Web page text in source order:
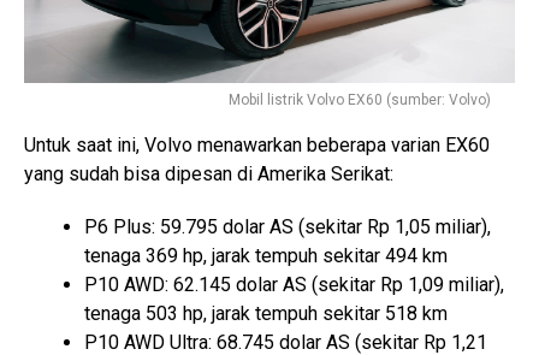
Mobil listrik Volvo EX60 (sumber: Volvo)
Untuk saat ini, Volvo menawarkan beberapa varian EX60
yang sudah bisa dipesan di Amerika Serikat:
P6 Plus: 59.795 dolar AS (sekitar Rp 1,05 miliar),
tenaga 369 hp, jarak tempuh sekitar 494 km
P10 AWD: 62.145 dolar AS (sekitar Rp 1,09 miliar),
tenaga 503 hp, jarak tempuh sekitar 518 km
P10 AWD Ultra: 68.745 dolar AS (sekitar Rp 1,21